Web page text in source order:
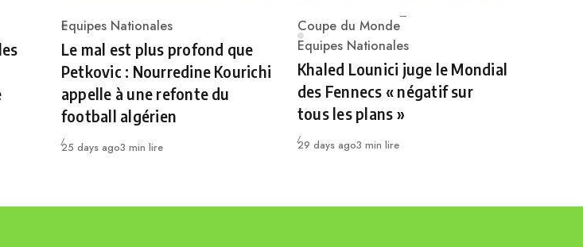
Category
Equipes Nationales
Le mal est plus profond que
Petkovic : Nourredine Kourichi
appelle à une refonte du
football algérien
Publié
25 days ago3 min lire
Category
Coupe du Monde
Equipes Nationales
Khaled Lounici juge le Mondial
des Fennecs « négatif sur
tous les plans »
Publié
29 days ago3 min lire